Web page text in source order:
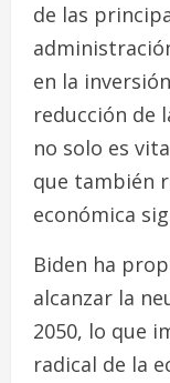
de las
en la
reducción de
no solo es
que también
económica
Biden ha
alcanzar la
2050, lo que
radical de la